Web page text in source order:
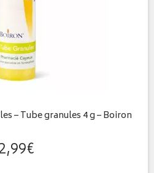
– Tube granules 4 g – Boiron
,99€